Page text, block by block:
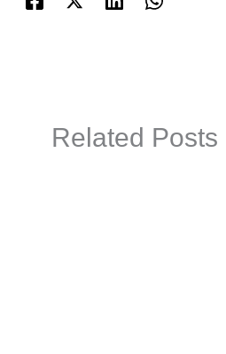
Related Posts